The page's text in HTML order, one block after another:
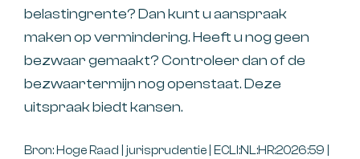
belastingrente? Dan kunt u aanspraak
maken op vermindering. Heeft u nog geen
bezwaar gemaakt? Controleer dan of de
bezwaartermijn nog openstaat. Deze
uitspraak biedt kansen.
Bron: Hoge Raad | jurisprudentie | ECLI:NL:HR:2026:59 |